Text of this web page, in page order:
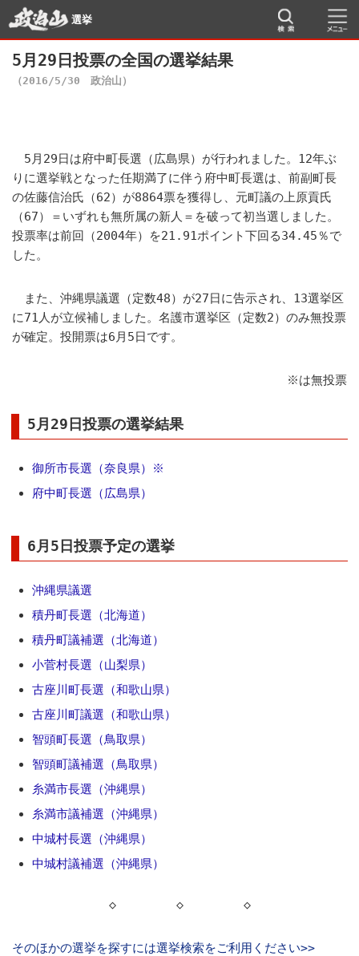
選挙
5月29日投票の全国の選挙結果
（2016/5/30 政治山）
5月29日は府中町長選（広島県）が行われました。12年ぶ
りに選挙戦となった任期満了に伴う府中町長選は、前副町長
の佐藤信治氏（62）が8864票を獲得し、元町議の上原貢氏
（67）＝いずれも無所属の新人＝を破って初当選しました。
投票率は前回（2004年）を21.91ポイント下回る34.45％で
した。
また、沖縄県議選（定数48）が27日に告示され、13選挙区
に71人が立候補しました。名護市選挙区（定数2）のみ無投票
が確定。投開票は6月5日です。
※は無投票
5月29日投票の選挙結果
御所市長選（奈良県）※
府中町長選（広島県）
6月5日投票予定の選挙
沖縄県議選
積丹町長選（北海道）
積丹町議補選（北海道）
小菅村長選（山梨県）
古座川町長選（和歌山県）
古座川町議選（和歌山県）
智頭町長選（鳥取県）
智頭町議補選（鳥取県）
糸満市長選（沖縄県）
糸満市議補選（沖縄県）
中城村長選（沖縄県）
中城村議補選（沖縄県）
◇ ◇ ◇
そのほかの選挙を探すには選挙検索をご利用ください>>